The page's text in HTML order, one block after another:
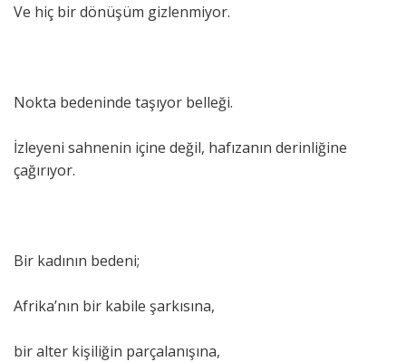
Ve hiç bir dönüşüm gizlenmiyor.
Nokta bedeninde taşıyor belleği.
İzleyeni sahnenin içine değil, hafızanın derinliğine
çağırıyor.
Bir kadının bedeni;
Afrika’nın bir kabile şarkısına,
bir alter kişiliğin parçalanışına,